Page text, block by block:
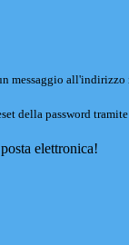
messaggio
della password
elettronica!